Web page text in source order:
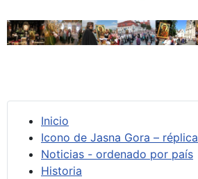
Inicio
Icono de Jasna Gora – réplica
Noticias - ordenado por país
Historia